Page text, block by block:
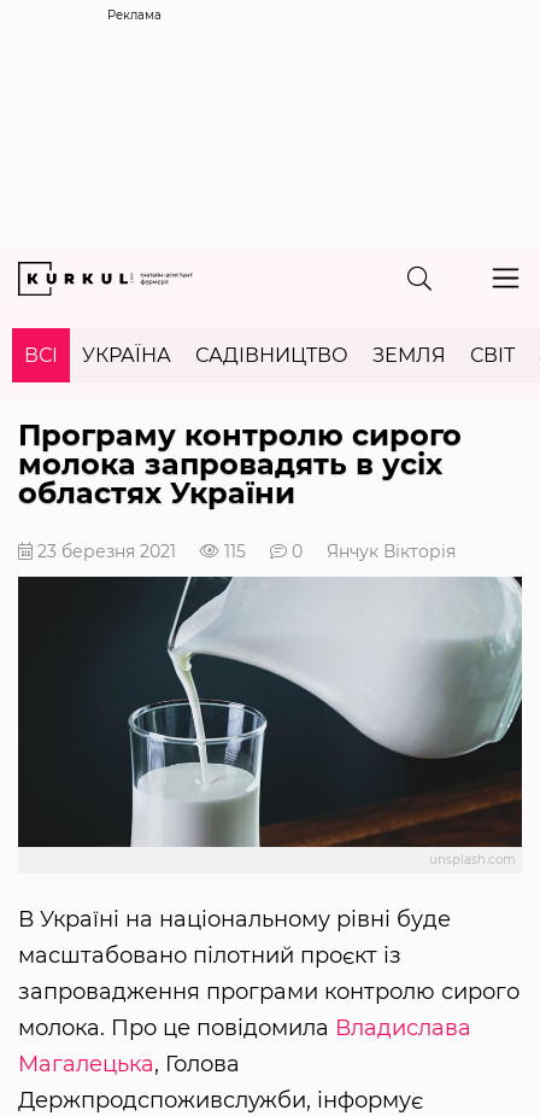
Реклама
ВСІ УКРАЇНА САДІВНИЦТВО ЗЕМЛЯ СВІТ
Програму контролю сирого
молока запровадять в усіх
областях України
23 березня 2021 115 0 Янчук Вікторія
unsplash.com
В Україні на національному рівні буде
масштабовано пілотний проєкт із
запровадження програми контролю сирого
молока. Про це повідомила Владислава
Магалецька, Голова
Держпродспоживслужби, інформує